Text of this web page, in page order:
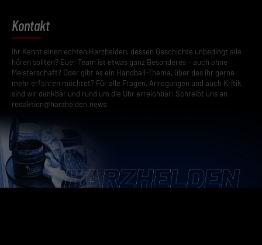
Kontakt
Ihr Kennt einen echten Harzhelden, dessen Geschichte unbedingt alle
hören sollten? Euer Team ist etwas ganz Besonderes – auch ohne
Meisterschaft? Oder gibt es ein Handball-Thema, über das ihr gerne
mehr erfahren möchtet? Für alle Fragen, Anregungen und auch Kritik
sind wir dankbar und rund um die Uhr erreichbar: Schreibt uns an
redaktion@harzhelden.news